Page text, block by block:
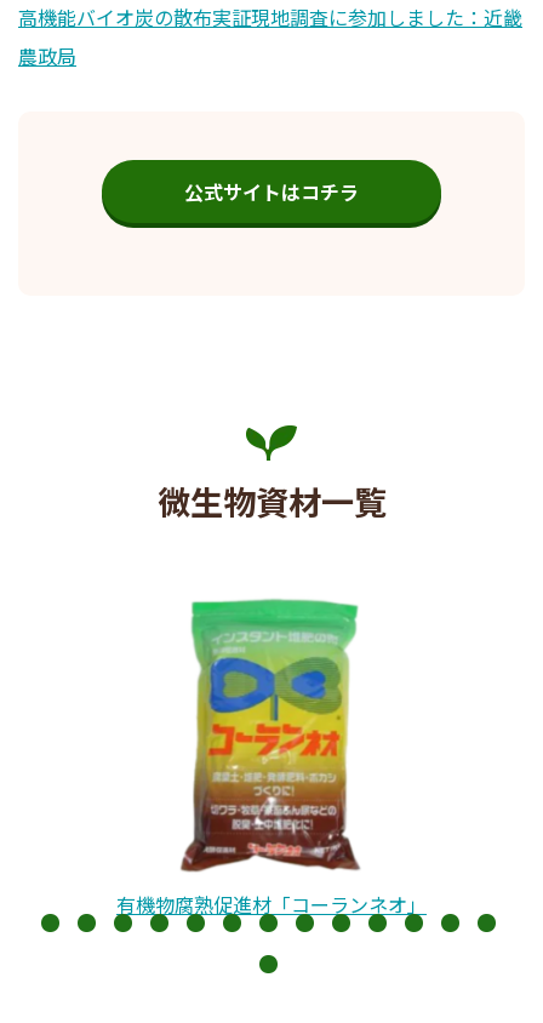
高機能バイオ炭の散布実証現地調査に参加しました：近畿
農政局
公式サイトはコチラ
微生物資材一覧
有機物腐熟促進材「コーランネオ」